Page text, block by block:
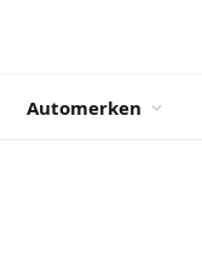
Automerken